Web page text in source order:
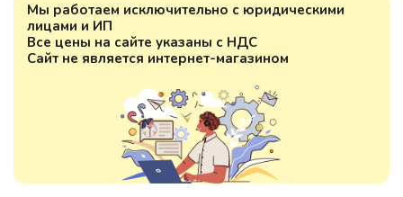
Мы работаем исключительно с юридическими
лицами и ИП
Все цены на сайте указаны с НДС
Сайт не является интернет-магазином